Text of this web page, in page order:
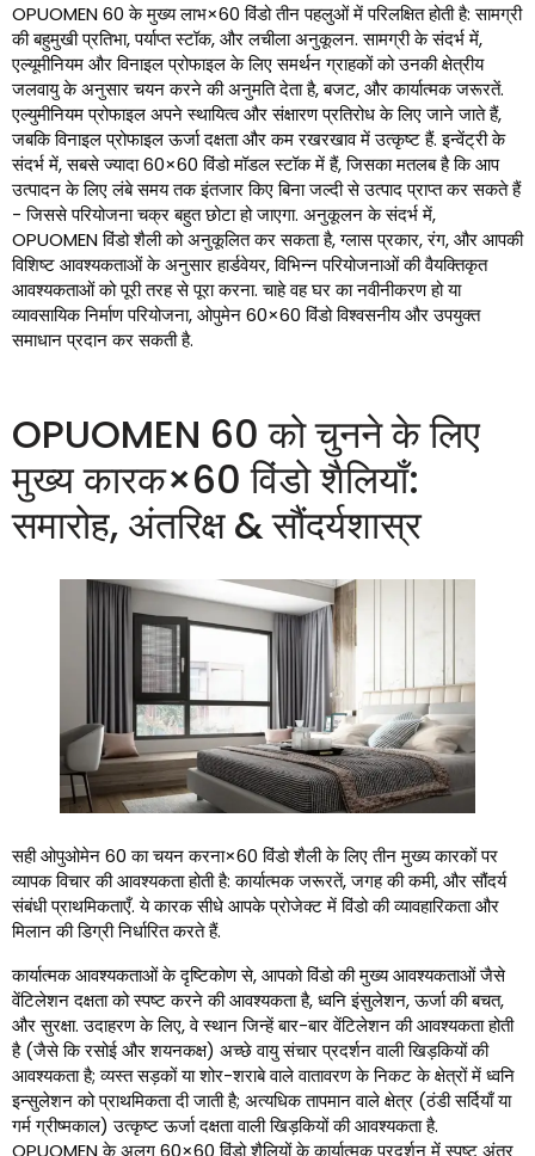
OPUOMEN 60 के मुख्य लाभ×60 विंडो तीन पहलुओं में परिलक्षित होती है: सामग्री
की बहुमुखी प्रतिभा, पर्याप्त स्टॉक, और लचीला अनुकूलन. सामग्री के संदर्भ में,
एल्यूमीनियम और विनाइल प्रोफाइल के लिए समर्थन ग्राहकों को उनकी क्षेत्रीय
जलवायु के अनुसार चयन करने की अनुमति देता है, बजट, और कार्यात्मक जरूरतें.
एल्युमीनियम प्रोफाइल अपने स्थायित्व और संक्षारण प्रतिरोध के लिए जाने जाते हैं,
जबकि विनाइल प्रोफाइल ऊर्जा दक्षता और कम रखरखाव में उत्कृष्ट हैं. इन्वेंट्री के
संदर्भ में, सबसे ज्यादा 60×60 विंडो मॉडल स्टॉक में हैं, जिसका मतलब है कि आप
उत्पादन के लिए लंबे समय तक इंतजार किए बिना जल्दी से उत्पाद प्राप्त कर सकते हैं
- जिससे परियोजना चक्र बहुत छोटा हो जाएगा. अनुकूलन के संदर्भ में,
OPUOMEN विंडो शैली को अनुकूलित कर सकता है, ग्लास प्रकार, रंग, और आपकी
विशिष्ट आवश्यकताओं के अनुसार हार्डवेयर, विभिन्न परियोजनाओं की वैयक्तिकृत
आवश्यकताओं को पूरी तरह से पूरा करना. चाहे वह घर का नवीनीकरण हो या
व्यावसायिक निर्माण परियोजना, ओपुमेन 60×60 विंडो विश्वसनीय और उपयुक्त
समाधान प्रदान कर सकती है.
OPUOMEN 60 को चुनने के लिए
मुख्य कारक×60 विंडो शैलियाँ:
समारोह, अंतरिक्ष & सौंदर्यशास्र
सही ओपुओमेन 60 का चयन करना×60 विंडो शैली के लिए तीन मुख्य कारकों पर
व्यापक विचार की आवश्यकता होती है: कार्यात्मक जरूरतें, जगह की कमी, और सौंदर्य
संबंधी प्राथमिकताएँ. ये कारक सीधे आपके प्रोजेक्ट में विंडो की व्यावहारिकता और
मिलान की डिग्री निर्धारित करते हैं.
कार्यात्मक आवश्यकताओं के दृष्टिकोण से, आपको विंडो की मुख्य आवश्यकताओं जैसे
वेंटिलेशन दक्षता को स्पष्ट करने की आवश्यकता है, ध्वनि इंसुलेशन, ऊर्जा की बचत,
और सुरक्षा. उदाहरण के लिए, वे स्थान जिन्हें बार-बार वेंटिलेशन की आवश्यकता होती
है (जैसे कि रसोई और शयनकक्ष) अच्छे वायु संचार प्रदर्शन वाली खिड़कियों की
आवश्यकता है; व्यस्त सड़कों या शोर-शराबे वाले वातावरण के निकट के क्षेत्रों में ध्वनि
इन्सुलेशन को प्राथमिकता दी जाती है; अत्यधिक तापमान वाले क्षेत्र (ठंडी सर्दियाँ या
गर्म ग्रीष्मकाल) उत्कृष्ट ऊर्जा दक्षता वाली खिड़कियों की आवश्यकता है.
OPUOMEN के अलग 60×60 विंडो शैलियों के कार्यात्मक प्रदर्शन में स्पष्ट अंतर